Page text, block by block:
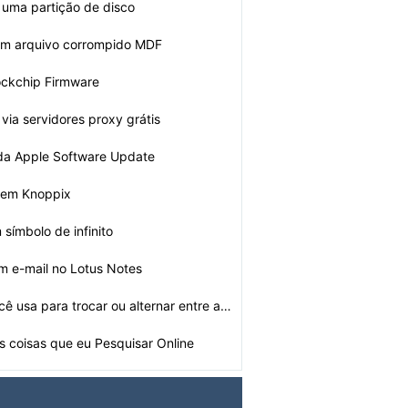
partição de disco
arquivo corrompido MDF
Firmware
servidores proxy grátis
Apple Software Update
Knoppix
símbolo de infinito
e-mail no Lotus Notes
Quais teclas você usa para trocar ou alternar entre ap…
coisas que eu Pesquisar Online